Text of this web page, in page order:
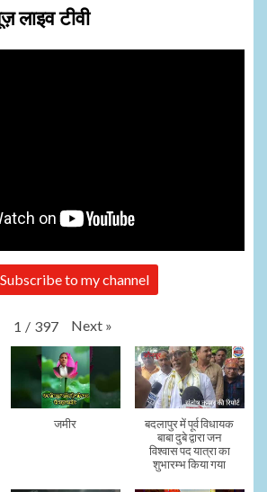
लाइव टीवी
Subscribe to my channel
1 / 397 Next »
जमीर
बदलापुर में पूर्व विधायक
बाबा दुबे द्वारा जन
विश्वास पद यात्रा का
शुभारम्भ किया गया